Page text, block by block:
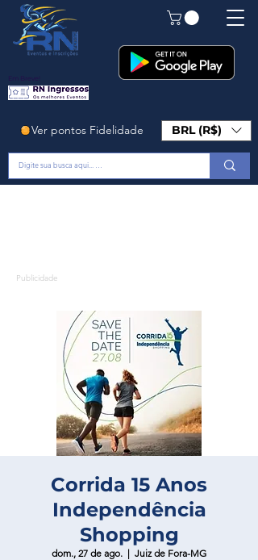
Em Breve!
Ver pontos Fidelidade BRL (R$)
Publicidade
Corrida 15 Anos
Independência
Shopping
dom., 27 de ago.
  |
Juiz de Fora-MG